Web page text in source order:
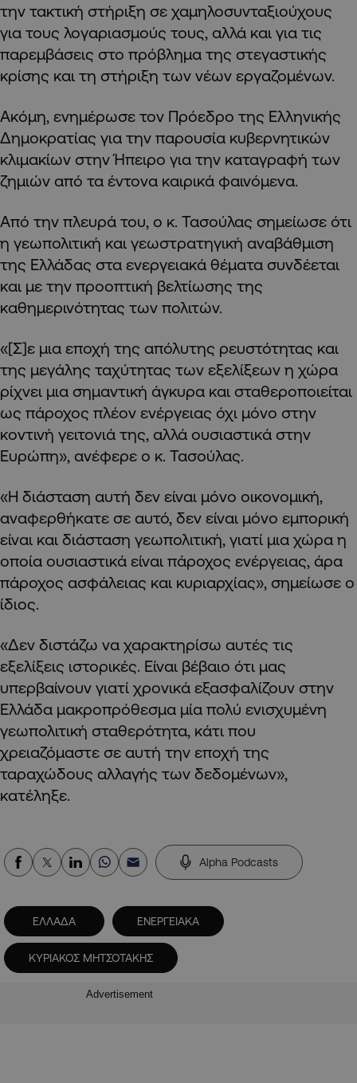
την τακτική στήριξη σε χαμηλοσυνταξιούχους
για τους λογαριασμούς τους, αλλά και για τις
παρεμβάσεις στο πρόβλημα της στεγαστικής
κρίσης και τη στήριξη των νέων εργαζομένων.
Ακόμη, ενημέρωσε τον Πρόεδρο της Ελληνικής
Δημοκρατίας για την παρουσία κυβερνητικών
κλιμακίων στην Ήπειρο για την καταγραφή των
ζημιών από τα έντονα καιρικά φαινόμενα.
Από την πλευρά του, ο κ. Τασούλας σημείωσε ότι
η γεωπολιτική και γεωστρατηγική αναβάθμιση
της Ελλάδας στα ενεργειακά θέματα συνδέεται
και με την προοπτική βελτίωσης της
καθημερινότητας των πολιτών.
«[Σ]ε μια εποχή της απόλυτης ρευστότητας και
της μεγάλης ταχύτητας των εξελίξεων η χώρα
ρίχνει μια σημαντική άγκυρα και σταθεροποιείται
ως πάροχος πλέον ενέργειας όχι μόνο στην
κοντινή γειτονιά της, αλλά ουσιαστικά στην
Ευρώπη», ανέφερε ο κ. Τασούλας.
«Η διάσταση αυτή δεν είναι μόνο οικονομική,
αναφερθήκατε σε αυτό, δεν είναι μόνο εμπορική
είναι και διάσταση γεωπολιτική, γιατί μια χώρα η
οποία ουσιαστικά είναι πάροχος ενέργειας, άρα
πάροχος ασφάλειας και κυριαρχίας», σημείωσε ο
ίδιος.
«Δεν διστάζω να χαρακτηρίσω αυτές τις
εξελίξεις ιστορικές. Είναι βέβαιο ότι μας
υπερβαίνουν γιατί χρονικά εξασφαλίζουν στην
Ελλάδα μακροπρόθεσμα μία πολύ ενισχυμένη
γεωπολιτική σταθερότητα, κάτι που
χρειαζόμαστε σε αυτή την εποχή της
ταραχώδους αλλαγής των δεδομένων»,
κατέληξε.
Alpha Podcasts
ΕΛΛΑΔΑ ΕΝΕΡΓΕΙΑΚΑ
ΚΥΡΙΑΚΟΣ ΜΗΤΣΟΤΑΚΗΣ
Advertisement